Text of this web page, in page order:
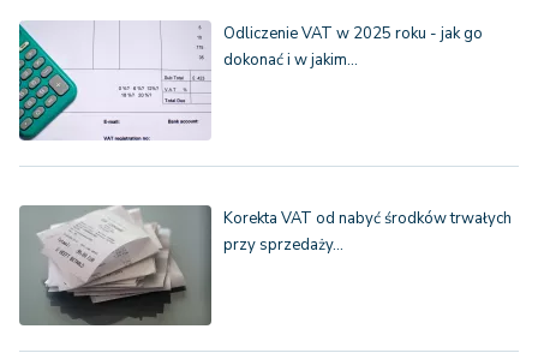
Odliczenie VAT w 2025 roku - jak go
dokonać i w jakim…
Korekta VAT od nabyć środków trwałych
przy sprzedaży…